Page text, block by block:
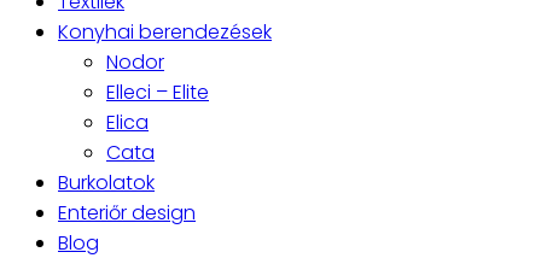
Konyhai berendezések
Nodor
Elleci – Elite
Elica
Cata
Burkolatok
Enteriőr design
Blog